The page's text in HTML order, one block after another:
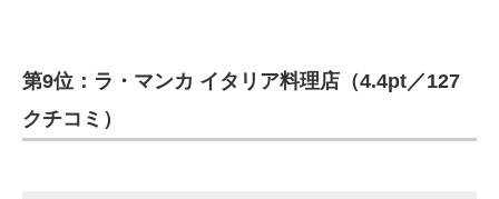
第9位：ラ・マンカ イタリア料理店（4.4pt／127
クチコミ）